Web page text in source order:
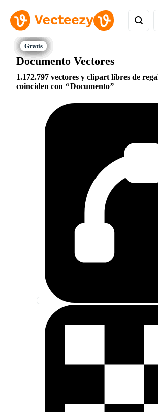
Documento Vectores
1.172.797 vectores y clipart libres de
coinciden con
Documento